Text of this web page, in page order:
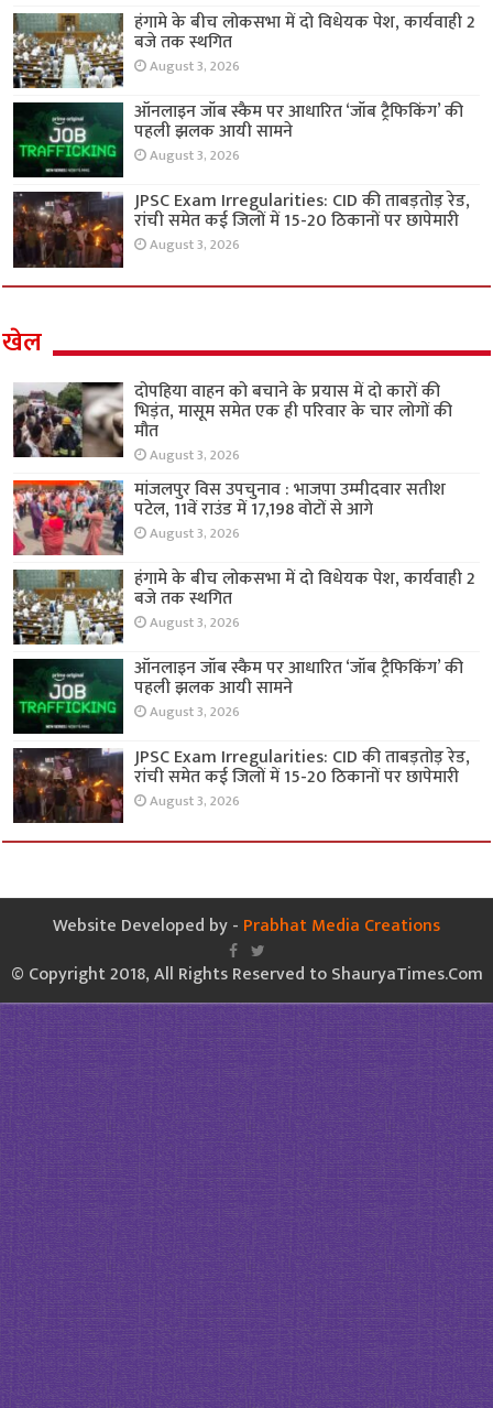
हंगामे के बीच लोकसभा में दो विधेयक पेश, कार्यवाही 2
बजे तक स्थगित
August 3, 2026
ऑनलाइन जॉब स्कैम पर आधारित ‘जॉब ट्रैफिकिंग’ की
पहली झलक आयी सामने
August 3, 2026
JPSC Exam Irregularities: CID की ताबड़तोड़ रेड,
रांची समेत कई जिलों में 15-20 ठिकानों पर छापेमारी
August 3, 2026
खेल
दोपहिया वाहन को बचाने के प्रयास में दो कारों की
भिड़ंत, मासूम समेत एक ही परिवार के चार लोगों की
मौत
August 3, 2026
मांजलपुर विस उपचुनाव : भाजपा उम्मीदवार सतीश
पटेल, 11वें राउंड में 17,198 वोटों से आगे
August 3, 2026
हंगामे के बीच लोकसभा में दो विधेयक पेश, कार्यवाही 2
बजे तक स्थगित
August 3, 2026
ऑनलाइन जॉब स्कैम पर आधारित ‘जॉब ट्रैफिकिंग’ की
पहली झलक आयी सामने
August 3, 2026
JPSC Exam Irregularities: CID की ताबड़तोड़ रेड,
रांची समेत कई जिलों में 15-20 ठिकानों पर छापेमारी
August 3, 2026
Website Developed by - Prabhat Media Creations
© Copyright 2018, All Rights Reserved to ShauryaTimes.Com